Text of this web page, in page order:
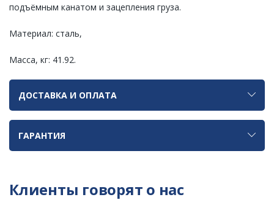
подъёмным канатом и зацепления груза.
Материал: сталь,
Масса, кг: 41.92.
ДОСТАВКА И ОПЛАТА
ГАРАНТИЯ
Клиенты говорят о нас